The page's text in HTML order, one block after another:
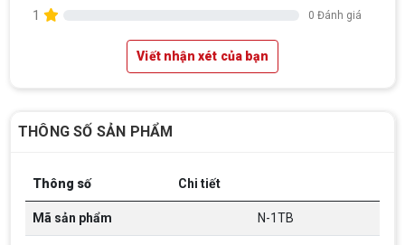
1 0 Đánh giá
Viết nhận xét của bạn
THÔNG SỐ SẢN PHẨM
Thông số Chi tiết
Mã sản phẩm N-1TB